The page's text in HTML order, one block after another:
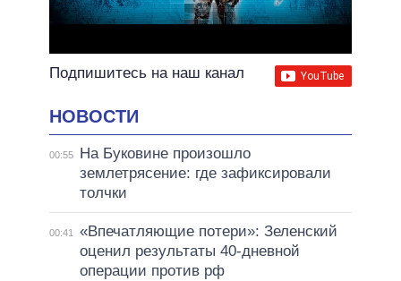
Подпишитесь на наш канал
НОВОСТИ
00:55
На Буковине произошло
землетрясение: где зафиксировали
толчки
00:41
«Впечатляющие потери»: Зеленский
оценил результаты 40-дневной
операции против рф